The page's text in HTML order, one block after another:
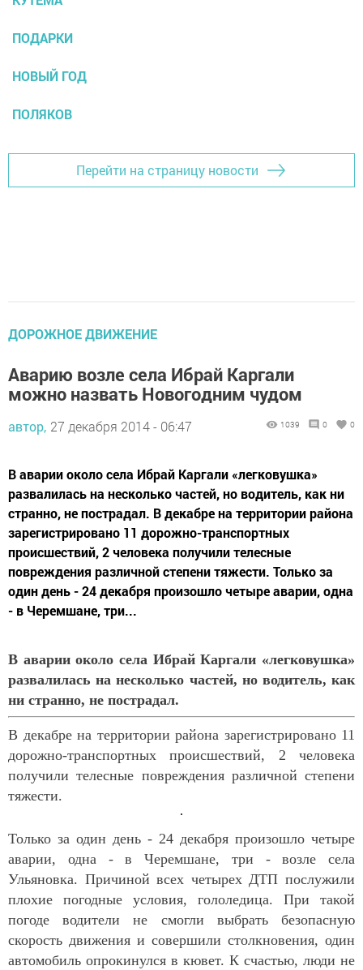
ПОДАРКИ
НОВЫЙ ГОД
ПОЛЯКОВ
Перейти на страницу новости
ДОРОЖНОЕ ДВИЖЕНИЕ
Аварию возле села Ибрай Каргали
можно назвать Новогодним чудом
автор, 27 декабря 2014 - 06:47 1039 0 0
В аварии около села Ибрай Каргали «легковушка»
развалилась на несколько частей, но водитель, как ни
странно, не пострадал. В декабре на территории района
зарегистрировано 11 дорожно-транспортных
происшествий, 2 человека получили телесные
повреждения различной степени тяжести. Только за
один день - 24 декабря произошло четыре аварии, одна
- в Черемшане, три...
В аварии около села Ибрай Каргали «легковушка»
развалилась на несколько частей, но водитель, как
ни странно, не пострадал.
В декабре на территории района зарегистрировано 11
дорожно-транспортных происшествий, 2 человека
получили телесные повреждения различной степени
тяжести.
Только за один день - 24 декабря произошло четыре
аварии, одна - в Черемшане, три - возле села
Ульяновка. Причиной всех четырех ДТП послужили
плохие погодные условия, гололедица. При такой
погоде водители не смогли выбрать безопасную
скорость движения и совершили столкновения, один
автомобиль опрокинулся в кювет. К счастью, люди не